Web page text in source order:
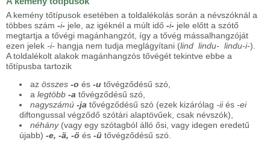
A kemény tőtípusok esetében a toldalékolás során a névszóknál a
többes szám -i- jele, az igéknél a múlt idő -i- jele előtt a szótő
megtartja a tővégi magánhangzót, így a tővég mássalhangzóját
ezen jelek -i- hangja nem tudja meglágyítani (lind lindu- lindu-i-).
A toldalékolt alakok magánhangzós tővégét tekintve ebbe a
tőtípusba tartozik
azösszes -o és-u tővégződésű szó,
alegtöbb -a tővégződésű szó,
nagyszámú -ja tővégződésű szó (ezek kizárólag-iiés-ei
diftongussal végződő szótári alaptövűek, csak névszók),
néhány(vagy egy szótagból álló ősi, vagy idegen eredetű
újabb) -e, -ä, -ö és -ütővégződésű szó.